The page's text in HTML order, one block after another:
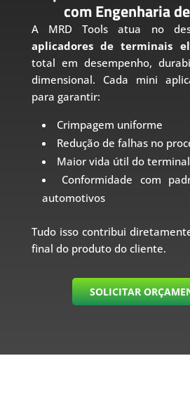
com Engenharia
A MRD Tools atua no
aplicadores de terminais
total em desempenho,
dimensional. Cada mini
para garantir:
Crimpagem uniforme
Redução de falhas no
Maior vida útil do
Conformidade com
automotivos
Tudo isso contribui
final do produto do cliente.
SOLICITAR